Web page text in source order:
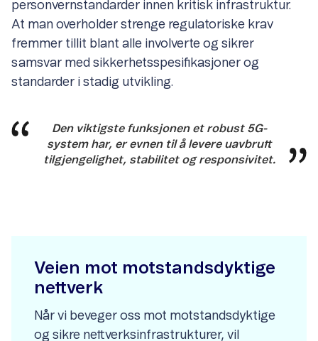
personvernstandarder innen kritisk infrastruktur.
At man overholder strenge regulatoriske krav
fremmer tillit blant alle involverte og sikrer
samsvar med sikkerhetsspesifikasjoner og
standarder i stadig utvikling.
Den viktigste funksjonen et robust 5G-
system har, er evnen til å levere uavbrutt
tilgjengelighet, stabilitet og responsivitet.
Veien mot motstandsdyktige
nettverk
Når vi beveger oss mot motstandsdyktige
og sikre nettverksinfrastrukturer, vil